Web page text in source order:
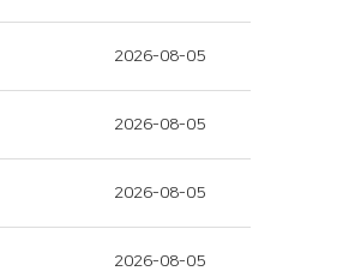
2026-08-05
2026-08-05
2026-08-05
2026-08-05